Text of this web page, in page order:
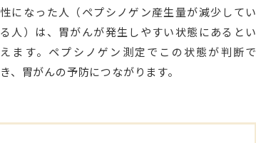
性になった人（ペプシノゲン産生量が減少してい
る人）は、胃がんが発生しやすい状態にあるとい
えます。ペプシノゲン測定でこの状態が判断で
き、胃がんの予防につながります。